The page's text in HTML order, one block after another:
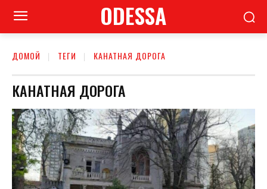
ODESSA
ДОМОЙ ТЕГИ КАНАТНАЯ ДОРОГА
КАНАТНАЯ ДОРОГА